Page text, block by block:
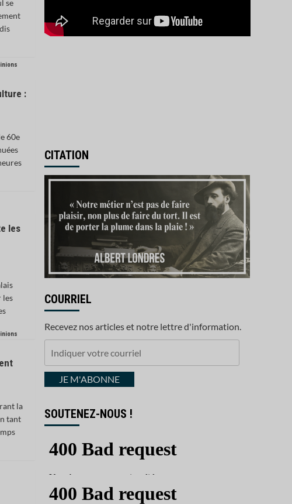
renforcer sa souveraineté
5
se
:
60e
les
les
la
tant
CITATION
COURRIEL
Recevez nos articles et notre lettre d'information.
courrielJE M'ABONNE
SOUTENEZ-NOUS !